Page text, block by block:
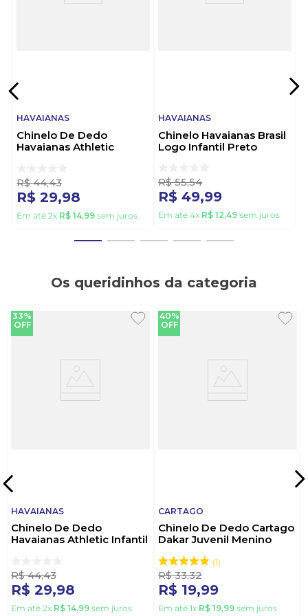
HAVAIANAS
Chinelo De Dedo
Havaianas Athletic
R$ 44,43
R$ 29,98
Em até 2x R$ 14,99 sem juros
HAVAIANAS
Chinelo Havaianas Brasil
Logo Infantil Preto
R$ 55,54
R$ 49,99
Em até 4x R$ 12,49 sem juros
Os queridinhos da categoria
33%
OFF
HAVAIANAS
Chinelo De Dedo
Havaianas Athletic Infantil
R$ 44,43
R$ 29,98
Em até 2x R$ 14,99 sem juros
40%
OFF
CARTAGO
Chinelo De Dedo Cartago
Dakar Juvenil Menino
1
R$ 33,32
R$ 19,99
Em até 1x R$ 19,99 sem juros